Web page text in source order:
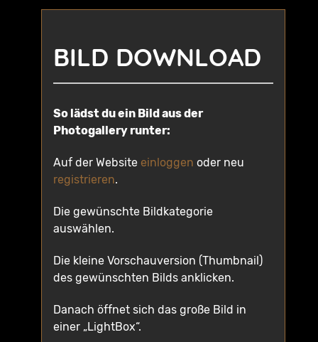
BILD DOWNLOAD
So lädst du ein Bild aus der
Photogallery runter:
Auf der Website einloggen oder neu
registrieren.
Die gewünschte Bildkategorie
auswählen.
Die kleine Vorschauversion (Thumbnail)
des gewünschten Bilds anklicken.
Danach öffnet sich das große Bild in
einer „LightBox“.